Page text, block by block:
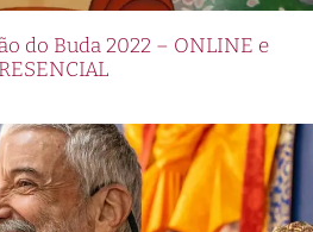
do Buda 2022 – ONLINE e